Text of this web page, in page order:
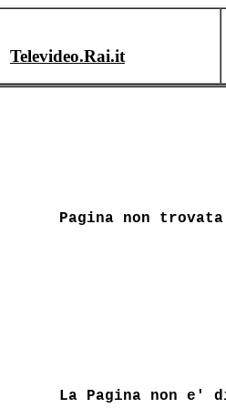
Televideo.Rai.it
Pagina non trovata
La Pagina non e'